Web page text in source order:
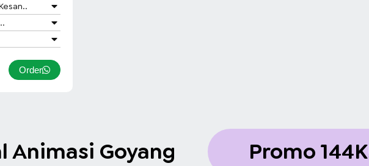
Order
Animasi Goyang Promo